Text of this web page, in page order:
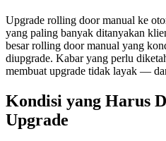
Upgrade rolling door manual ke
yang paling banyak ditanyakan
besar rolling door manual yang
diupgrade. Kabar yang perlu
membuat upgrade tidak layak —
Kondisi yang Harus
Upgrade